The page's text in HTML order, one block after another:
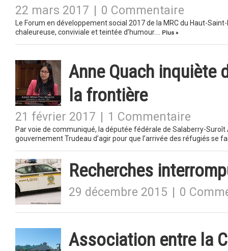
22 mars 2017 0 Commentaire
Le Forum en développement social 2017 de la MRC du Haut-
chaleureuse, conviviale et teintée d’humour….
Plus »
Anne Quach inquiète
la frontière
21 février 2017 1 Commentaire
Par voie de communiqué, la députée fédérale de Salaberry-
gouvernement Trudeau d’agir pour que l’arrivée des réfugiés se
Recherches
29 décembre 2015 0
Association entre la